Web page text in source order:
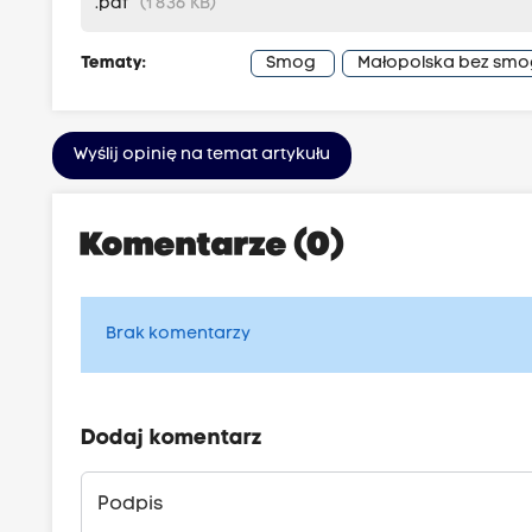
.pdf (1 836 KB)
Tematy: Smog Małopolska bez
Wyślij opinię na temat artykułu
Komentarze (0)
Brak komentarzy
Dodaj komentarz
Podpis